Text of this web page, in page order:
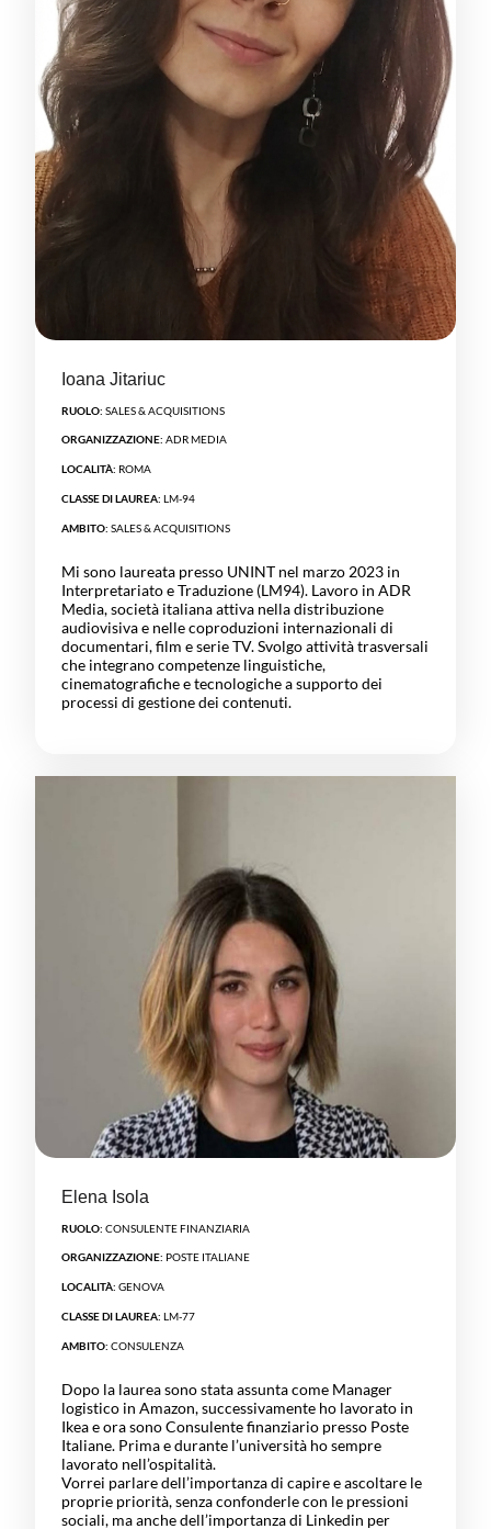
Ioana Jitariuc
RUOLO: SALES & ACQUISITIONS
ORGANIZZAZIONE: ADR MEDIA
LOCALITÀ: ROMA
CLASSE DI LAUREA: LM-94
AMBITO: SALES & ACQUISITIONS
Mi sono laureata presso UNINT nel marzo 2023 in
Interpretariato e Traduzione (LM94). Lavoro in ADR
Media, società italiana attiva nella distribuzione
audiovisiva e nelle coproduzioni internazionali di
documentari, film e serie TV. Svolgo attività trasversali
che integrano competenze linguistiche,
cinematografiche e tecnologiche a supporto dei
processi di gestione dei contenuti.
Elena Isola
RUOLO: CONSULENTE FINANZIARIA
ORGANIZZAZIONE: POSTE ITALIANE
LOCALITÀ: GENOVA
CLASSE DI LAUREA: LM-77
AMBITO: CONSULENZA
Dopo la laurea sono stata assunta come Manager
logistico in Amazon, successivamente ho lavorato in
Ikea e ora sono Consulente finanziario presso Poste
Italiane. Prima e durante l’università ho sempre
lavorato nell’ospitalità.
Vorrei parlare dell’importanza di capire e ascoltare le
proprie priorità, senza confonderle con le pressioni
sociali, ma anche dell’importanza di Linkedin per